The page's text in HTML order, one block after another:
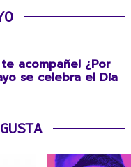
acompañe! ¿Por
se celebra el Día